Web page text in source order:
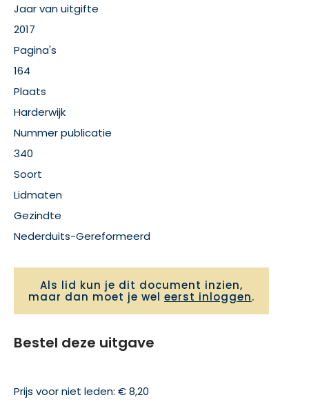
Jaar van uitgifte
2017
Pagina's
164
Plaats
Harderwijk
Nummer publicatie
340
Soort
Lidmaten
Gezindte
Nederduits-Gereformeerd
Als lid kun je dit document inzien,
maar dan moet je wel eerst inloggen.
Bestel deze uitgave
Prijs voor niet leden: € 8,20